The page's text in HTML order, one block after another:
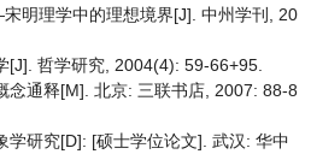
明理学中的理想境界[J]. 中州学刊, 20
[J]. 哲学研究, 2004(4): 59-66+95.
念通释[M]. 北京: 三联书店, 2007: 88-8
学研究[D]: [硕士学位论文]. 武汉: 华中